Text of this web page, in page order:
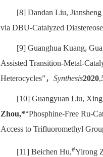
[8] Dandan Liu,
via DBU-Catalyzed
[9] Guanghua Kuang,
Assisted Transition-Metal-
Heterocycles”， Synthesis2020,
[10] Guangyuan Liu,
Zhou,*“Phosphine-Free Ru-
Access to Trifluoromethyl
[11] Beichen Hu,#Yirong